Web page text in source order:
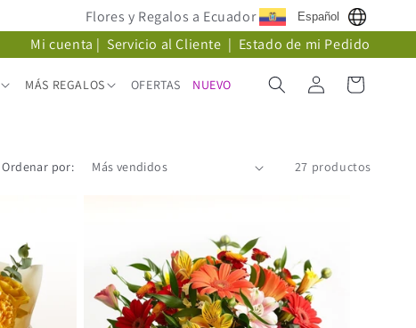
Flores y Regalos a Ecuador Español
Mi cuenta | Servicio al Cliente | Estado de mi Pedido
MÁS REGALOS OFERTAS NUEVO
Iniciar
sesión
Carrito
Ordenar por: 27 productos